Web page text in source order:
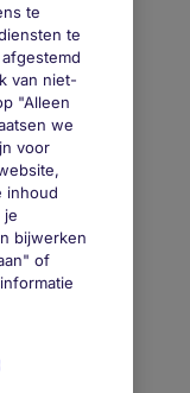
te
te
van niet-
"Alleen
we
voor
inhoud
je
bijwerken
of